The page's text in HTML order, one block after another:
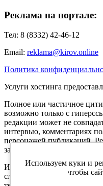
Реклама на портале:
Тел: 8 (8332) 42-46-12
Email: reklama@kirov.online
Политика
Услуги хостинга
Полное или частичное
возможно только с
редакции может не
интервью, комментариях
персонажей публикаций.
за текст комментариев
Интернет-портал
службе по надзору в сфере
Используем куки и
чтобы